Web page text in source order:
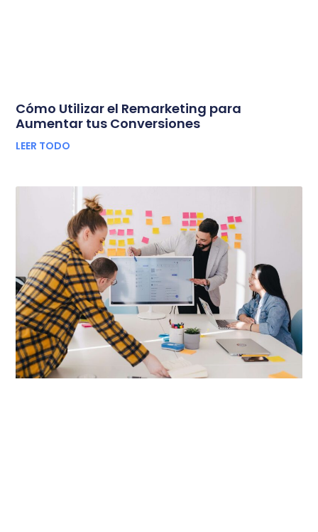
Cómo Utilizar el Remarketing para
Aumentar tus Conversiones
LEER TODO